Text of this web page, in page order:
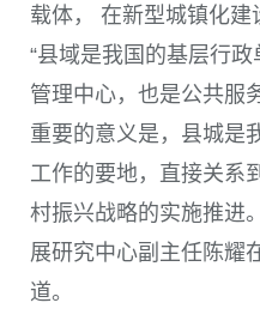
载体， 在新型城镇化建
“县域是我国的基层行
管理中心，也是公共服
重要的意义是，县城是
工作的要地，直接关系
村振兴战略的实施推进
展研究中心副主任陈耀
道。